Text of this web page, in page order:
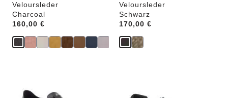
Veloursleder
Charcoal
Price:
160,00 €
Veloursleder
Schwarz
Price:
170,00 €